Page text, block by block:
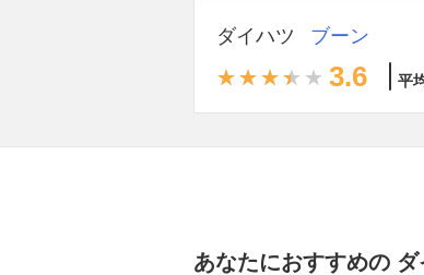
ダイハツ ブーン
3.6 平
あなたにおすすめの